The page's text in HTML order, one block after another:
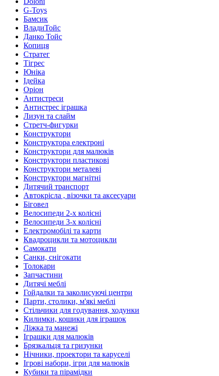
G-Toys
Бамсик
ВладиТойс
Данко Тойс
Копиця
Стратег
Тігрес
Юніка
Ідейка
Оріон
Антистреси
Антистрес іграшка
Лизун та слайм
Стретч-фигурки
Конструктори
Конструктора електроні
Конструктори для малюків
Конструктори пластикові
Конструктори металеві
Конструктори магнітні
Дитячий транспорт
Автокрісла , візочки та аксесуари
Біговел
Велосипеди 2-х колісні
Велосипеди 3-х колісні
Електромобілі та карти
Квадроцикли та мотоцикли
Самокати
Санки, снігокати
Толокари
Запчастини
Дитячі меблі
Гойдалки та заколисуючі центри
Парти, столики, м'які меблі
Стільчики для годування, ходунки
Килимки, кошики для іграшок
Ліжка та манежі
Іграшки для малюків
Брязкальця та гризунки
Нічники, проектори та каруселі
Ігрові набори, ігри для малюків
Кубики та пірамідки